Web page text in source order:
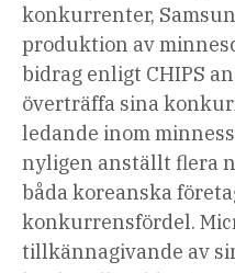
konkurrenter,
produktion av
bidrag enligt CHIPS
överträffa sina
ledande inom
nyligen anställt flera
båda koreanska
konkurrensfördel.
tillkännagivande av